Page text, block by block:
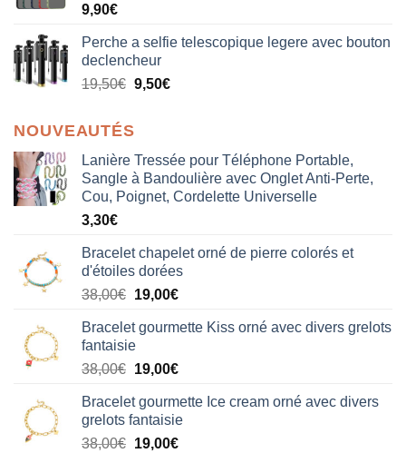
9,90€
Perche a selfie telescopique legere avec bouton
declencheur
19,50€ 9,50€
NOUVEAUTÉS
Lanière Tressée pour Téléphone Portable,
Sangle à Bandoulière avec Onglet Anti-Perte,
Cou, Poignet, Cordelette Universelle
3,30€
Bracelet chapelet orné de pierre colorés et
d'étoiles dorées
38,00€ Le
initial
était :
38,00€.
19,00€Le
actuel
19,00€.
Bracelet gourmette Kiss orné avec divers grelots
fantaisie
38,00€ Le
initial
était :
38,00€.
19,00€Le
actuel
est :
19,00€.
Bracelet gourmette Ice cream orné avec divers
grelots fantaisie
38,00€ Le
19,00€Le